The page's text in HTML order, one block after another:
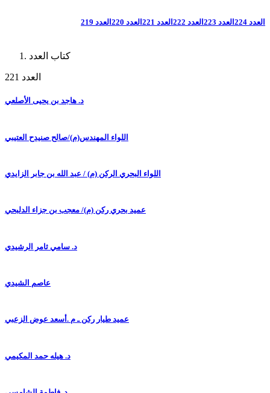
العدد 224 العدد 223 العدد 222 العدد 221 العدد 220 العدد 219
كتاب العدد
العدد 221
د. هاجد بن يحيى الأصلعي
اللواء المهندس(م)/صالح صنيدح العتيبي
اللواء البحري الركن (م) / عبد الله بن جابر الزايدي
عميد بحري ركن (م)/ معجب بن جزاء الدلبحي
د. سامي ثامر الرشيدي
عاصم الشيدي
عميد طيار ركن ـ م .أسعد عوض الزعبي
د. هيله حمد المكيمي